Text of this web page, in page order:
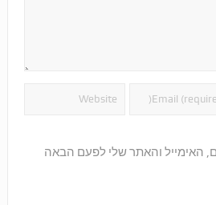
האימייל והאתר שלי לפעם הבאה